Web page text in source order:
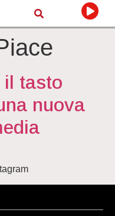
il tasto
nuova